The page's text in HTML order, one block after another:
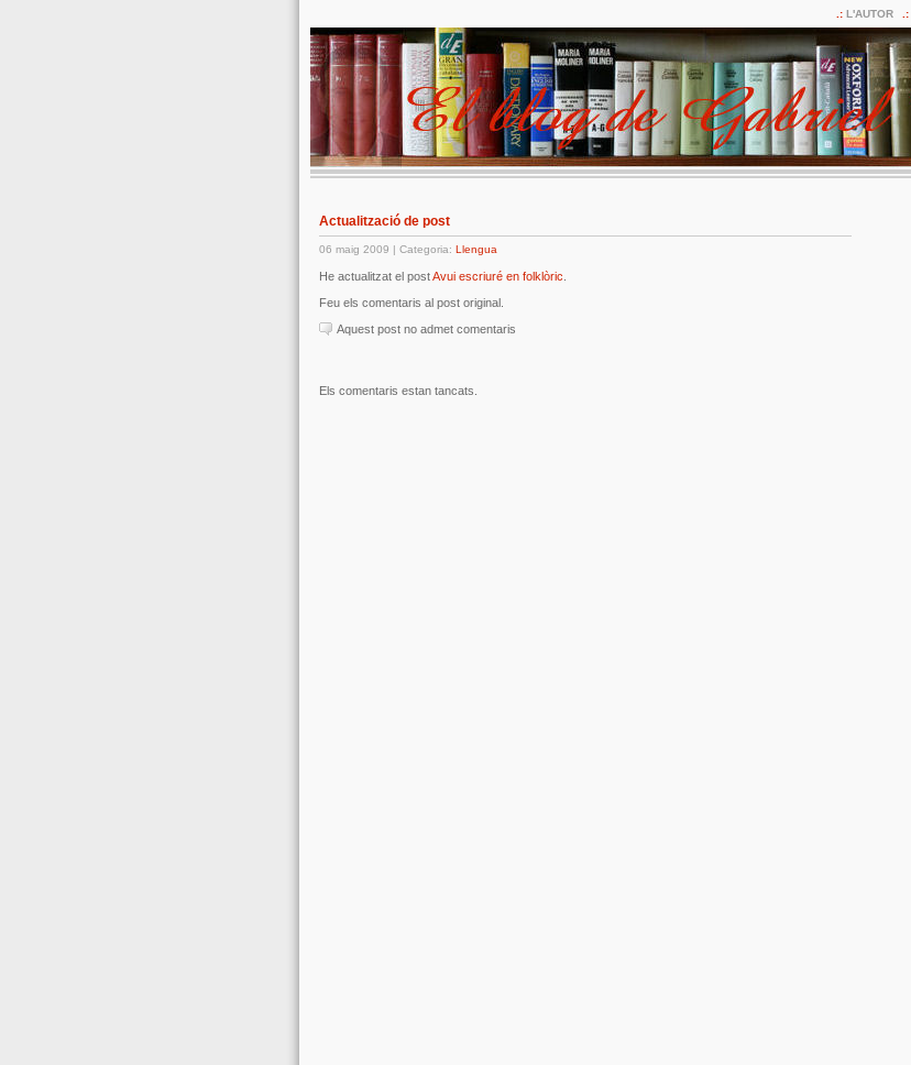
L'AUTOR
Actualització de post
06 maig 2009 | Categoria: Llengua
He actualitzat el postAvui escriuré en folklòric
Feu els comentaris al post original.
Aquest post no admet comentaris
Els comentaris estan tancats.